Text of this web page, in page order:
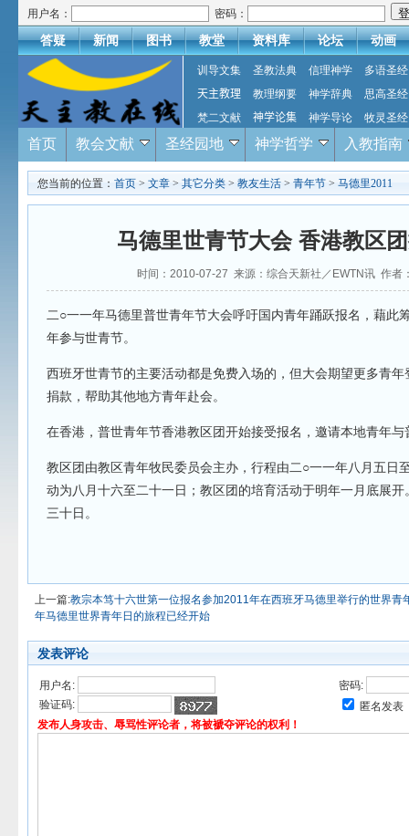
用户名： 密码：
答疑 新闻 图书 教堂 资料库 论坛 动画
训导文集 圣教法典 信理神学
多语圣经
天主教理
教理纲要 神学辞典
思高圣经
梵二文献
神学论集 神学导论 牧灵圣经
首页 教会文献 圣经园地 神学哲学 入教指南
您当前的位置： 首页 > 文章 > 其它分类 > 教友生活 > 青年节 > 马德里2011
马德里世青节大会 香港教区
时间：2010-07-27 来源：综合天新社／EWTN讯 作者
二○一一年马德里普世青年节大会呼吁国内青年踊跃报名，藉此
年参与世青节。
西班牙世青节的主要活动都是免费入场的，但大会期望更多青
捐款，帮助其他地方青年赴会。
在香港，普世青年节香港教区团开始接受报名，邀请本地青年
教区团由教区青年牧民委员会主办，行程由二○一一年八月五日
动为八月十六至二十一日；教区团的培育活动于明年一月底展
三十日。
上一篇:教宗本笃十六世第一位报名参加2011年在西班牙马德里举行的世界青
年马德里世界青年日的旅程已经开始
发表评论
用户名:
密码:
验证码:
匿名发表
发布人身攻击、辱骂性评论者，将被褫夺评论的权利！